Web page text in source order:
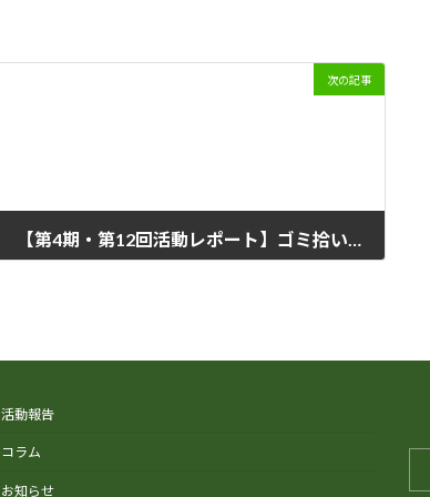
次の記事
【第4期・第12回活動レポート】ゴミ拾い×タップダンス！廃材で「即席タップシューズ」を作って踊ろう！
活動報告
コラム
お知らせ